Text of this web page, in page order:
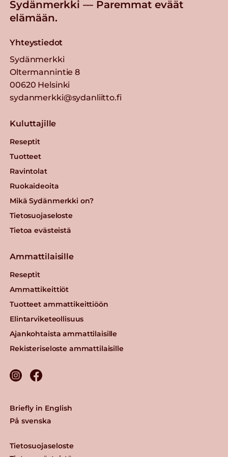
Sydänmerkki — Paremmat eväät
elämään.
Yhteystiedot
Sydänmerkki
Oltermannintie 8
00620 Helsinki
sydanmerkki@sydanliitto.fi
Kuluttajille
Reseptit
Tuotteet
Ravintolat
Ruokaideoita
Mikä Sydänmerkki on?
Tietosuojaseloste
Tietoa evästeistä
Ammattilaisille
Reseptit
Ammattikeittiöt
Tuotteet ammattikeittiöön
Elintarviketeollisuus
Ajankohtaista ammattilaisille
Rekisteriseloste ammattilaisille
Tietosuojaseloste
Briefly in English
På svenska